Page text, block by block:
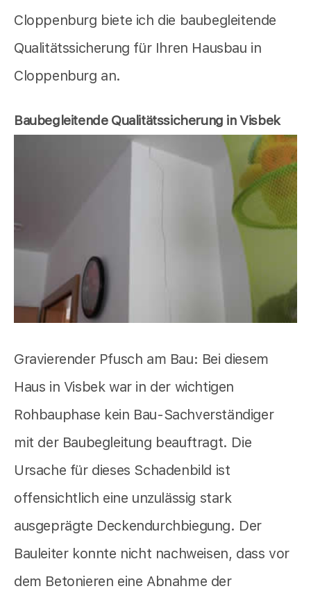
Cloppenburg biete ich die baubegleitende
Qualitätssicherung für Ihren Hausbau in
Cloppenburg an.
Baubegleitende Qualitätssicherung in Visbek
Gravierender Pfusch am Bau: Bei diesem
Haus in Visbek war in der wichtigen
Rohbauphase kein Bau-Sachverständiger
mit der Baubegleitung beauftragt. Die
Ursache für dieses Schadenbild ist
offensichtlich eine unzulässig stark
ausgeprägte Deckendurchbiegung. Der
Bauleiter konnte nicht nachweisen, dass vor
dem Betonieren eine Abnahme der